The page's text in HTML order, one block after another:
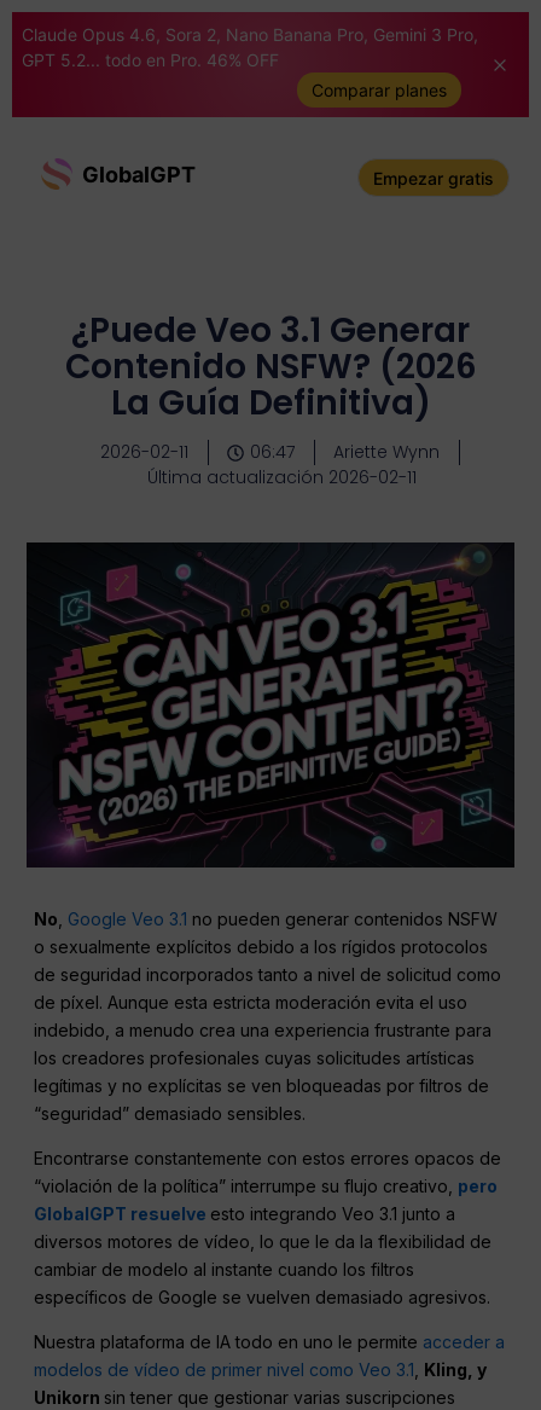
Claude Opus 4.6, Sora 2, Nano Banana Pro, Gemini 3 Pro,
GPT 5.2... todo en Pro. 46% OFF
Comparar planes
GlobalGPT Empezar gratis
¿Puede Veo 3.1 Generar
Contenido NSFW? (2026
La Guía Definitiva)
2026-02-11 06:47
Ariette Wynn
Última actualización 2026-02-11
No Google Veo 3.1 no pueden generar contenidos NSFW
o sexualmente explícitos debido a los rígidos protocolos
de seguridad incorporados tanto a nivel de solicitud como
de píxel. Aunque esta estricta moderación evita el uso
indebido, a menudo crea una experiencia frustrante para
los creadores profesionales cuyas solicitudes artísticas
legítimas y no explícitas se ven bloqueadas por filtros de
“seguridad” demasiado sensibles.
Encontrarse constantemente con estos errores opacos de
“violación de la política” interrumpe su flujo creativo, pero
GlobalGPT resuelve esto integrando Veo 3.1 junto a
diversos motores de vídeo, lo que le da la flexibilidad de
cambiar de modelo al instante cuando los filtros
específicos de Google se vuelven demasiado agresivos.
Nuestra plataforma de IA todo en uno le permite acceder a
modelos de vídeo de primer nivel como Veo 3.1, Kling, y
Unikorn sin tener que gestionar varias suscripciones